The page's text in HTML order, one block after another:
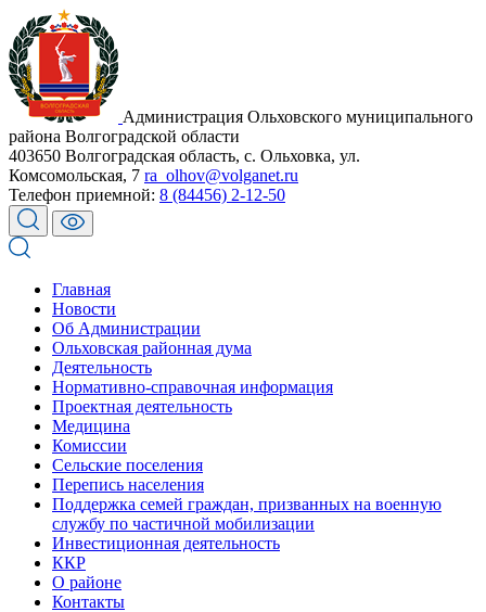
Администрация Ольховского муниципального
района Волгоградской области
403650 Волгоградская область, с. Ольховка, ул.
Комсомольская, 7 ra_olhov@volganet.ru
Телефон приемной: 8 (84456) 2-12-50
Главная
Новости
Об Администрации
Ольховская районная дума
Деятельность
Нормативно-справочная информация
Проектная деятельность
Медицина
Комиссии
Сельские поселения
Перепись населения
Поддержка семей граждан, призванных на военную
службу по частичной мобилизации
Инвестиционная деятельность
ККР
О районе
Контакты